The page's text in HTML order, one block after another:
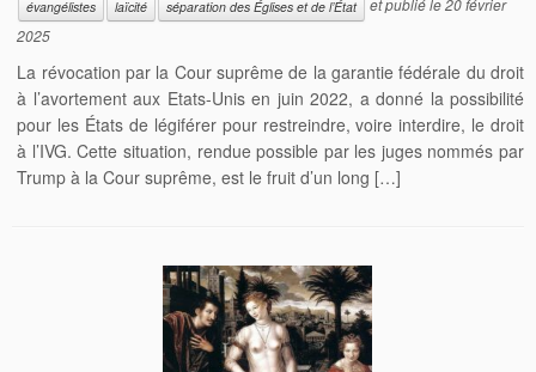
évangélistes
laïcité séparation des Églises et de l’État
2025
La révocation par la Cour suprême de la garantie fédérale du droit
à l’avortement aux Etats-Unis en juin 2022, a donné la possibilité
pour les États de légiférer pour restreindre, voire interdire, le droit
à l’IVG. Cette situation, rendue possible par les juges nommés par
Trump à la Cour suprême, est le fruit d’un long […]